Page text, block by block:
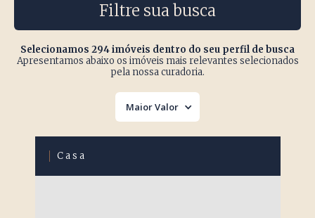
Filtre sua busca
Selecionamos 294 imóveis dentro do seu perfil de busca
Apresentamos abaixo os imóveis mais relevantes selecionados
pela nossa curadoria.
Maior Valor
Casa